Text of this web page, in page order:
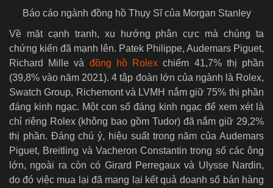
Báo cáo ngành đồng hồ Thụy Sĩ của Morgan Stanley
Về mặt cạnh tranh, xu hướng phân cực mà chúng ta
chứng kiến đã mạnh lên. Patek Philippe, Audemars Piguet,
Richard Mille và đồng hồ Rolex chiếm 41,7% thị phần
(39,8% vào năm 2021). 4 tập đoàn lớn của ngành là Rolex,
Swatch Group, Richemont và LVMH nắm giữ 75% thị phần
đáng kinh ngạc. Một con số đáng kinh ngạc để xem xét là
chỉ riêng Rolex (không bao gồm Tudor) đã nắm giữ 29,2%
thị phần. Đáng chú ý, hiệu suất trong năm của Audemars
Piguet, Breitling và Vacheron Constantin trong số các ông
lớn, ngoài ra còn có Girard Perregaux và Ulysse Nardin,
do đó việc mua lại đã mang lại kết quả doanh số bán hàng